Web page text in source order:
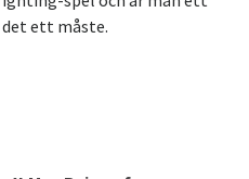
ett måste.